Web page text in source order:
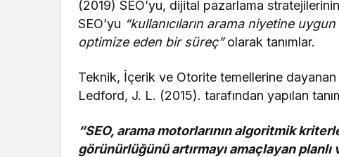
(2019) SEO’yu, dijital pazarlama
SEO’yu “kullanıcıların arama niyetine
optimize eden bir süreç”olarak tanımlar.
Teknik, İçerik ve Otorite temellerine
Ledford, J. L. (2015). tarafından yapılan
“SEO, arama motorlarının algoritmik
görünürlüğünü artırmayı amaçlayan